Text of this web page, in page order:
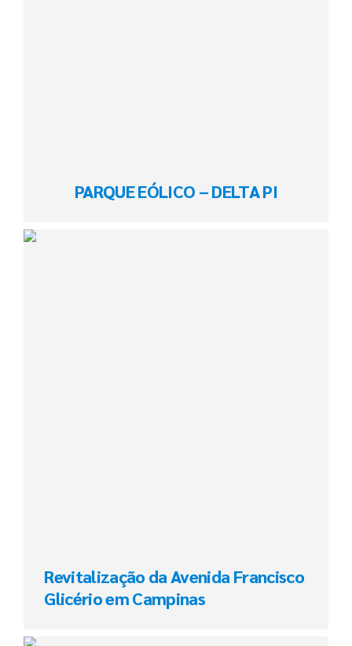
PARQUE EÓLICO – DELTA PI
Revitalização da Avenida Francisco
Glicério em Campinas